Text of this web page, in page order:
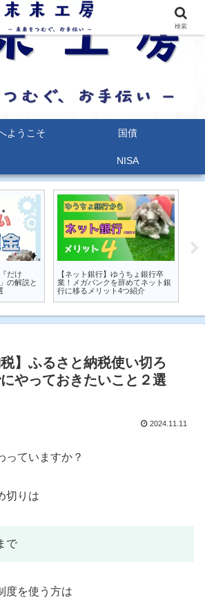
ようこそ 国債
NISA
だけ
の解説と
【ネット銀行】ゆうちょ銀行卒
業！メガバンクを辞めてネット銀
行に移るメリット4つ紹介
税】ふるさと納税使い切ろ
やっておきたいこと２選
2024.11.11
ていますか？
切りは
で
度を使う方は
検索